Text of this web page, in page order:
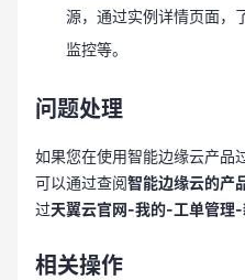
源，通过实例详情页面，
监控等。
问题处理
如果您在使用智能边缘云产品
可以通过查阅智能边缘云的产
过天翼云官网-我的-工单管理
相关操作